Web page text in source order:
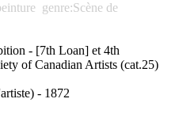
genre:Scène de
- [7th Loan] et 4th
of Canadian Artists (cat.25)
- 1872